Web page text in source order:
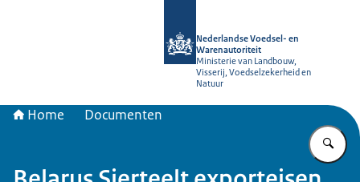
Nederlandse Voedsel- en
Warenautoriteit
Ministerie van Landbouw,
Visserij, Voedselzekerheid en
Natuur
Home Documenten